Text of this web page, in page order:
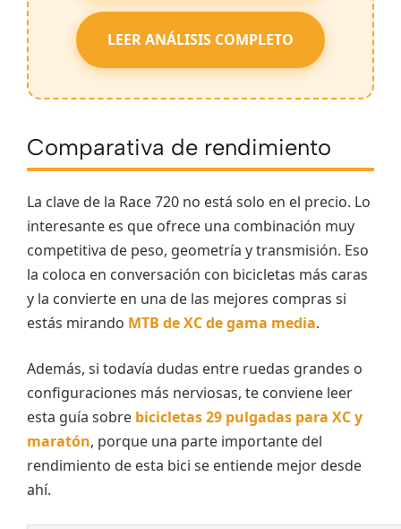
LEER ANÁLISIS COMPLETO
Comparativa de rendimiento
La clave de la Race 720 no está solo en el precio. Lo
interesante es que ofrece una combinación muy
competitiva de peso, geometría y transmisión. Eso
la coloca en conversación con bicicletas más caras
y la convierte en una de las mejores compras si
estás mirando MTB de XC de gama media.
Además, si todavía dudas entre ruedas grandes o
configuraciones más nerviosas, te conviene leer
esta guía sobre bicicletas 29 pulgadas para XC y
maratón, porque una parte importante del
rendimiento de esta bici se entiende mejor desde
ahí.